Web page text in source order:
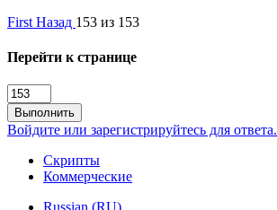
First Назад 153 из 153
Перейти к странице
Выполнить
Войдите или зарегистрируйтесь для ответа.
Скрипты
Коммерческие